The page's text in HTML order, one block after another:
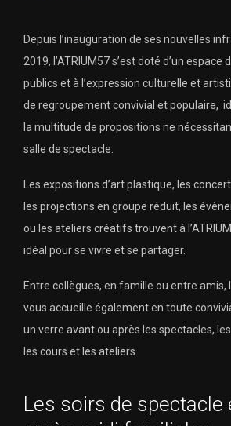
Depuis l’inauguration de ses nouvelles
2019, l’ATRIUM57 s’est doté d’un espace
publics et à l’expression culturelle et
de regroupement convivial et populaire,
la multitude de propositions ne
salle de spectacle.
Les expositions d’art plastique, les
les projections en groupe réduit, les
ou les ateliers créatifs trouvent à
idéal pour se vivre et se partager.
Entre collègues, en famille ou entre amis,
vous accueille également en toute
un verre avant ou après les spectacles,
les cours et les ateliers.
Les soirs de spectacle